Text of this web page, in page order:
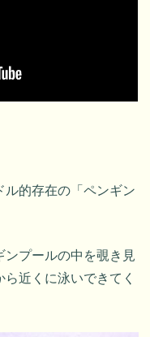
ル的存在の「ペンギン
ンプールの中を覗き見
近くに泳いできてく